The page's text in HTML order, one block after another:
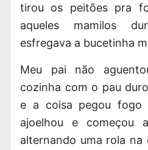
tirou os peitões pra
aqueles mamilos
esfregava a bucetinha
Meu pai não
cozinha com o pau
e a coisa pegou fogo
ajoelhou e começou
alternando uma rola